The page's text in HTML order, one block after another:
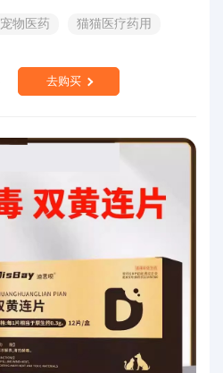
宠物医药
猫猫医疗药用
去购买